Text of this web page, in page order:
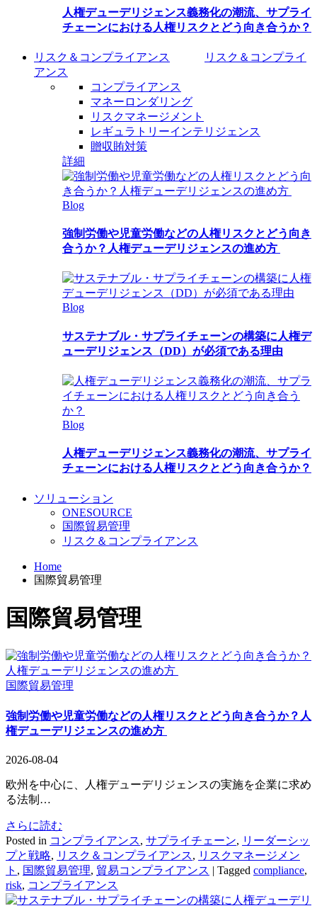
人権デューデリジェンス義務化の潮流、サプライ
チェーンにおける人権リスクとどう向き合うか？
リスク＆コンプライアンス
リスク＆コンプライ
アンス
コンプライアンス
マネーロンダリング
リスクマネージメント
レギュラトリーインテリジェンス
贈収賄対策
詳細
Blog
強制労働や児童労働などの人権リスクとどう向き
合うか？人権デューデリジェンスの進め方
Blog
サステナブル・サプライチェーンの構築に人権デ
ューデリジェンス（DD）が必須である理由
Blog
人権デューデリジェンス義務化の潮流、サプライ
チェーンにおける人権リスクとどう向き合うか？
ソリューション
ONESOURCE
国際貿易管理
リスク＆コンプライアンス
Home
国際貿易管理
国際貿易管理
国際貿易管理
強制労働や児童労働などの人権リスクとどう向き合うか？人
権デューデリジェンスの進め方
2026-08-04
欧州を中心に、人権デューデリジェンスの実施を企業に求め
る法制…
さらに読む
Posted in コンプライアンス, サプライチェーン, リーダーシッ
プと戦略, リスク＆コンプライアンス, リスクマネージメン
ト , 国際貿易管理, 貿易コンプライアンス | Tagged compliance,
risk, コンプライアンス